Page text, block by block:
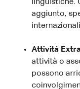
linguistiche.
aggiunto,
Attività
attività o
possono